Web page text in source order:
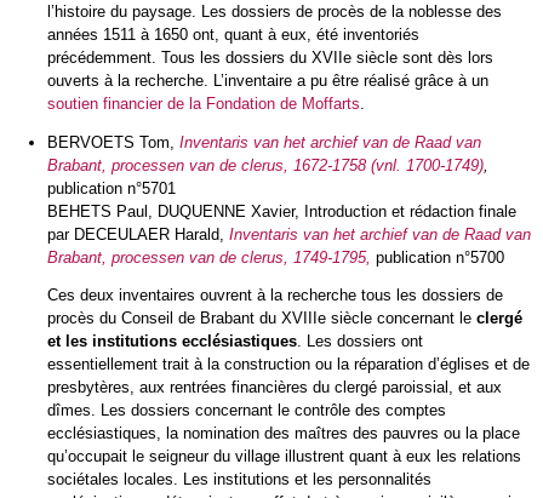
l’histoire du paysage. Les dossiers de procès de la noblesse des
années 1511 à 1650 ont, quant à eux, été inventoriés
précédemment. Tous les dossiers du XVIIe siècle sont dès lors
ouverts à la recherche. L’inventaire a pu être réalisé grâce à un
soutien financier de la Fondation de Moffarts
BERVOETS Tom, Inventaris van het archief van de Raad van
Brabant, processen van de clerus, 1672-1758 (vnl. 1700-1749),
publication n°5701
BEHETS Paul, DUQUENNE Xavier, Introduction et rédaction finale
par DECEULAER Harald, Inventaris van het archief van de Raad van
Brabant, processen van de clerus, 1749-1795, publication n°5700
Ces deux inventaires ouvrent à la recherche tous les dossiers de
procès du Conseil de Brabant du XVIIIe siècle concernant le clergé
et les institutions ecclésiastiques. Les dossiers ont
essentiellement trait à la construction ou la réparation d’églises et de
presbytères, aux rentrées financières du clergé paroissial, et aux
dîmes. Les dossiers concernant le contrôle des comptes
ecclésiastiques, la nomination des maîtres des pauvres ou la place
qu’occupait le seigneur du village illustrent quant à eux les relations
sociétales locales. Les institutions et les personnalités